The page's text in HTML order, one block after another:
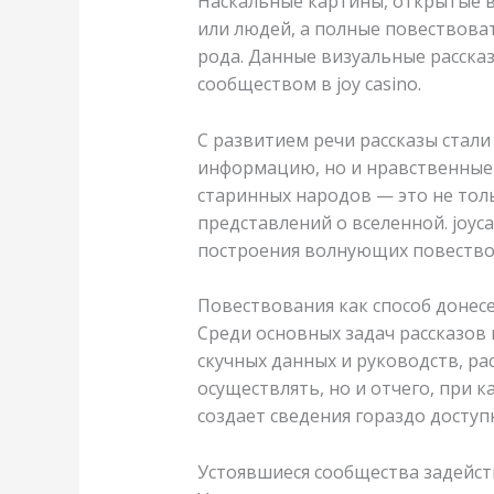
или людей, а полные
рода. Данные визуальные
сообществом в joy casino.
С развитием речи рассказы
информацию, но и
старинных народов — это не
представлений о вселенной.
построения волнующих
Повествования как способ
Среди основных задач
скучных данных и руководств,
осуществлять, но и отчего, при
создает сведения гораздо
Устоявшиеся сообщества